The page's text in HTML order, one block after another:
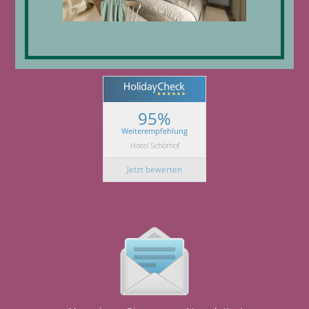
95%
Weiterempfehlung
Hotel Schörhof
Jetzt bewerten